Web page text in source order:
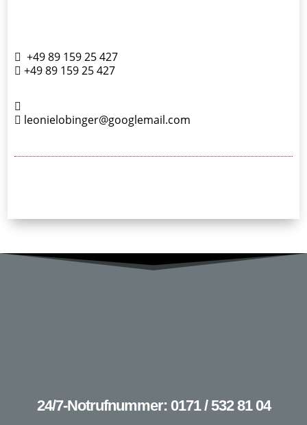
+49 89 159 25 427
+49 89 159 25 427
leonielobinger@googlemail.com
24/7-Notrufnummer: 0171 / 532 81 04